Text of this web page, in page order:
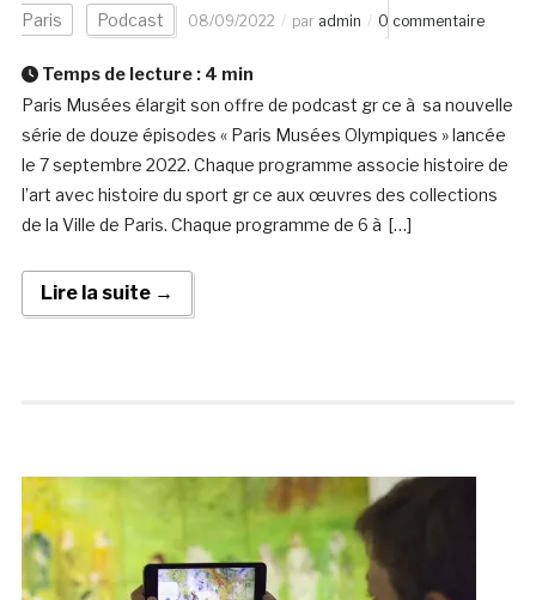
Paris Podcast 08/09/2022 par admin 0 commentaire
Temps de lecture : 4 min
Paris Musées élargit son offre de podcast gr ce à sa nouvelle
série de douze épisodes « Paris Musées Olympiques » lancée
le 7 septembre 2022. Chaque programme associe histoire de
l’art avec histoire du sport gr ce aux œuvres des collections
de la Ville de Paris. Chaque programme de 6 à […]
Lire la suite →